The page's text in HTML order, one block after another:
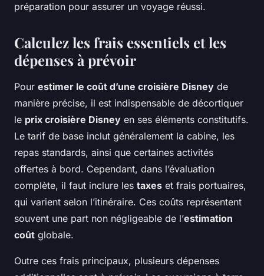
préparation pour assurer un voyage réussi.
Calculez les frais essentiels et les
dépenses à prévoir
Pour estimer le coût d’une croisière Disney de
manière précise, il est indispensable de décortiquer
le prix croisière Disney en ses éléments constitutifs.
Le tarif de base inclut généralement la cabine, les
repas standards, ainsi que certaines activités
offertes à bord. Cependant, dans l’évaluation
complète, il faut inclure les taxes et frais portuaires,
qui varient selon l’itinéraire. Ces coûts représentent
souvent une part non négligeable de l’estimation
coût globale.
Outre ces frais principaux, plusieurs dépenses